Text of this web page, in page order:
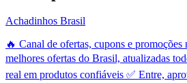
Achadinhos Brasil
🔥 Canal de ofertas, cupons e
melhores ofertas do Brasil, atualizadas
real em produtos confiáveis ✅ Entre,